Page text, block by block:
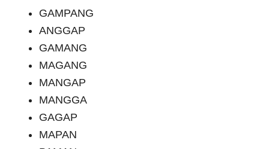
GAMPANG
ANGGAP
GAMANG
MAGANG
MANGAP
MANGGA
GAGAP
MAPAN